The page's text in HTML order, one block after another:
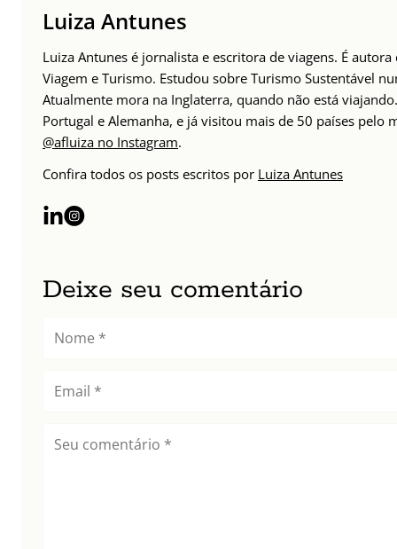
Luiza Antunes
Luiza Antunes é jornalista e escritora de viagens. É
Viagem e Turismo. Estudou sobre Turismo Sustentável
Atualmente mora na Inglaterra, quando não está
Portugal e Alemanha, e já visitou mais de 50 países pelo
@afluiza no Instagram.
Confira todos os posts escritos por Luiza Antunes
Deixe seu comentário